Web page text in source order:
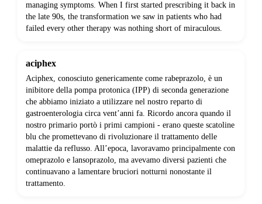
managing symptoms. When I first started prescribing it back in
the late 90s, the transformation we saw in patients who had
failed every other therapy was nothing short of miraculous.
aciphex
Aciphex, conosciuto genericamente come rabeprazolo, è un
inibitore della pompa protonica (IPP) di seconda generazione
che abbiamo iniziato a utilizzare nel nostro reparto di
gastroenterologia circa vent’anni fa. Ricordo ancora quando il
nostro primario portò i primi campioni - erano queste scatoline
blu che promettevano di rivoluzionare il trattamento delle
malattie da reflusso. All’epoca, lavoravamo principalmente con
omeprazolo e lansoprazolo, ma avevamo diversi pazienti che
continuavano a lamentare bruciori notturni nonostante il
trattamento.